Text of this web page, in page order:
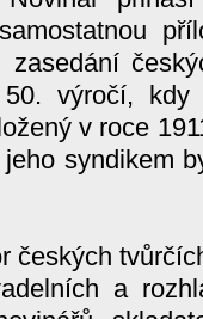
zasedání
výročí,
v roce
syndikem
českých
a